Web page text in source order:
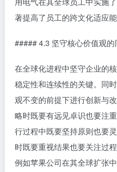
著提高了员工的跨文化适应
##### 4.3 坚守核心价值观
在全球化进程中坚守企业的
稳定性和连续性的关键。同
观不变的前提下进行创新与
略时既要有远见卓识也要注
行过程中既要坚持原则也要
时既要重视结果也要关注过
例如苹果公司在其全球扩张